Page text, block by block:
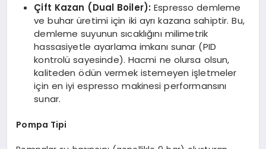
Çift Kazan (Dual Boiler):Espresso demleme
ve buhar üretimi için iki ayrı kazana sahiptir. Bu,
demleme suyunun sıcaklığını milimetrik
hassasiyetle ayarlama imkanı sunar (PID
kontrolü sayesinde). Hacmi ne olursa olsun,
kaliteden ödün vermek istemeyen işletmeler
için en iyi espresso makinesi performansını
sunar.
Pompa Tipi